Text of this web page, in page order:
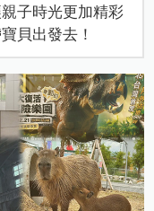
子時光更加精彩
貝出發去！